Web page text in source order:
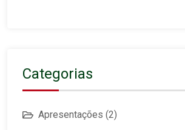
Categorias
Apresentações (2)